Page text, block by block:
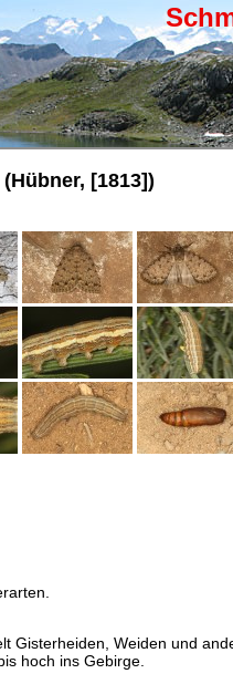
[1813])
Gisterheiden, Weiden und
hoch ins Gebirge.